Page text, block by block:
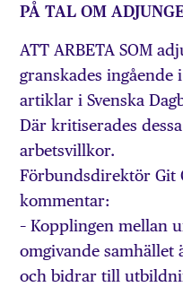
PÅ TAL OM
ATT ARBETA SOM
granskades ingående
artiklar i Svenska
Där kritiserades
arbetsvillkor.
Förbundsdirektör Git
kommentar:
– Kopplingen mellan
omgivande
och bidrar till